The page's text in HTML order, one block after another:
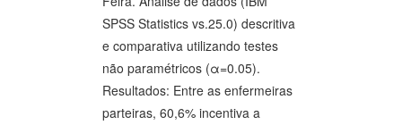
SPSS Statistics vs.25.0) descritiva
e comparativa utilizando testes
não paramétricos (α=0.05).
Resultados: Entre as enfermeiras
parteiras, 60,6% incentiva a